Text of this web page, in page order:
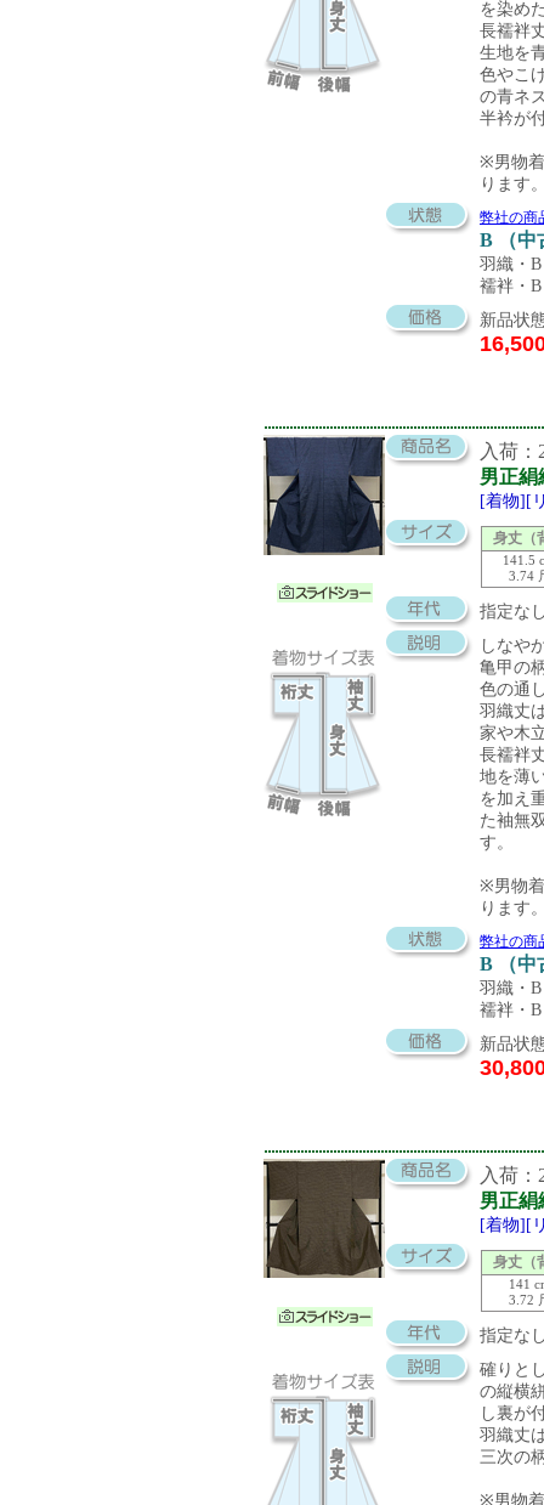
を染め
長襦袢
生地を
色やこ
の青ネ
半衿が
※男物
ります
弊社の商
B （中
羽織・B
襦袢・B
新品状
入荷：
男正絹
[着物][
身丈（
141.5
3.74
指定な
しなや
亀甲の
色の通
羽織丈
家や木
長襦袢
地を薄
を加え
た袖無
す。
※男物
ります
弊社の商
B （中
羽織・B
襦袢・B
新品状
入荷：
男正絹
[着物][
身丈（
141
3.72
指定な
確りと
の縦横
し裏が
羽織丈
三次の
※男物